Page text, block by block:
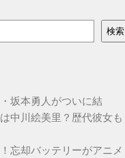
検索
坂本勇人がついに結
中川絵美里？歴代彼女も
忘却バッテリーがアニメ